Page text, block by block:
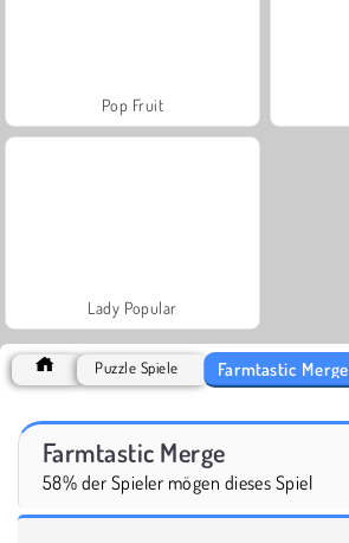
Pop Fruit
Lady Popular
Puzzle Spiele Farmtastic Merge
Farmtastic Merge
58% der Spieler mögen dieses Spiel